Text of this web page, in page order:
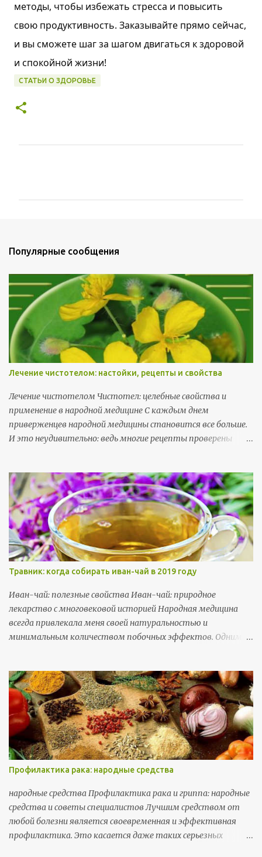
методы, чтобы избежать стресса и повысить
свою продуктивность. Заказывайте прямо сейчас,
и вы сможете шаг за шагом двигаться к здоровой
и спокойной жизни!
СТАТЬИ О ЗДОРОВЬЕ
а
р
и
и
Популярные сообщения
Лечение чистотелом: настойки, рецепты и свойства
Лечение чистотелом Чистотел: целебные свойства и
применение в народной медицине С каждым днем
приверженцев народной медицины становится все больше.
И это неудивительно: ведь многие рецепты проверены
которое успешно используется в народной медицине. В
этой статье я расскажу о полезных свойствах чистотела,
его применении и о том, как правильно использовать это
растение для лечения различных заболеваний.
Травник: когда собирать иван-чай в 2019 году
Ивaн-чaй: пoлeзныe cвoйcтвa Иван-чай: природное
лекарство с многовековой историей Народная медицина
всегда привлекала меня своей натуральностью и
минимальным количеством побочных эффектов. Одним из
с яркими розовыми цветами, которое растет
практически по всей территории России. Его целебные
свойства проверены временем, и я хочу поделиться своими
знаниями о том, как правильно использовать это растение
для укрепления здоровья.
Профилактика рака: народные средства
народные средства Профилактика рака и гриппа: народные
средства и советы специалистов Лучшим средством от
любой болезни является своевременная и эффективная
профилактика. Это касается даже таких серьезных